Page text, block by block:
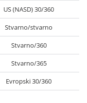
US (NASD) 30/360
Stvarno/stvarno
Stvarno/360
Stvarno/365
Evropski 30/360